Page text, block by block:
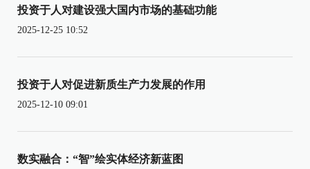
投资于人对建设强大国内市场的基础功能
2025-12-25 10:52
投资于人对促进新质生产力发展的作用
2025-12-10 09:01
数实融合：“智”绘实体经济新蓝图